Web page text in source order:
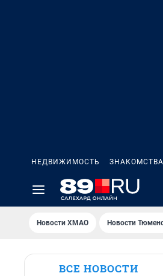
НЕДВИЖИМОСТЬ ЗНАКОМСТВА
Новости ХМАО Новости
ВСЕ НОВОСТИ